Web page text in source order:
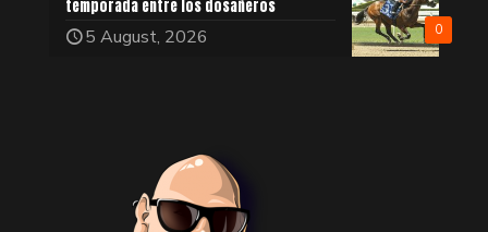
0
temporada entre los dosañeros
5 August, 2026